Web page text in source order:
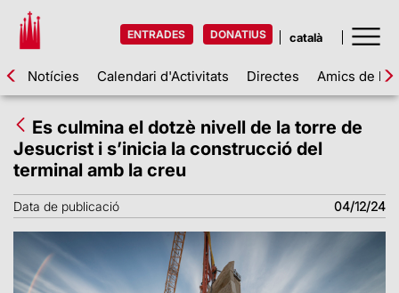
ENTRADES DONATIUS
Notícies Calendari d'Activitats Directes Amics de la
Es culmina el dotzè nivell de la torre de
Jesucrist i s’inicia la construcció del
terminal amb la creu
Data de publicació 04/12/24